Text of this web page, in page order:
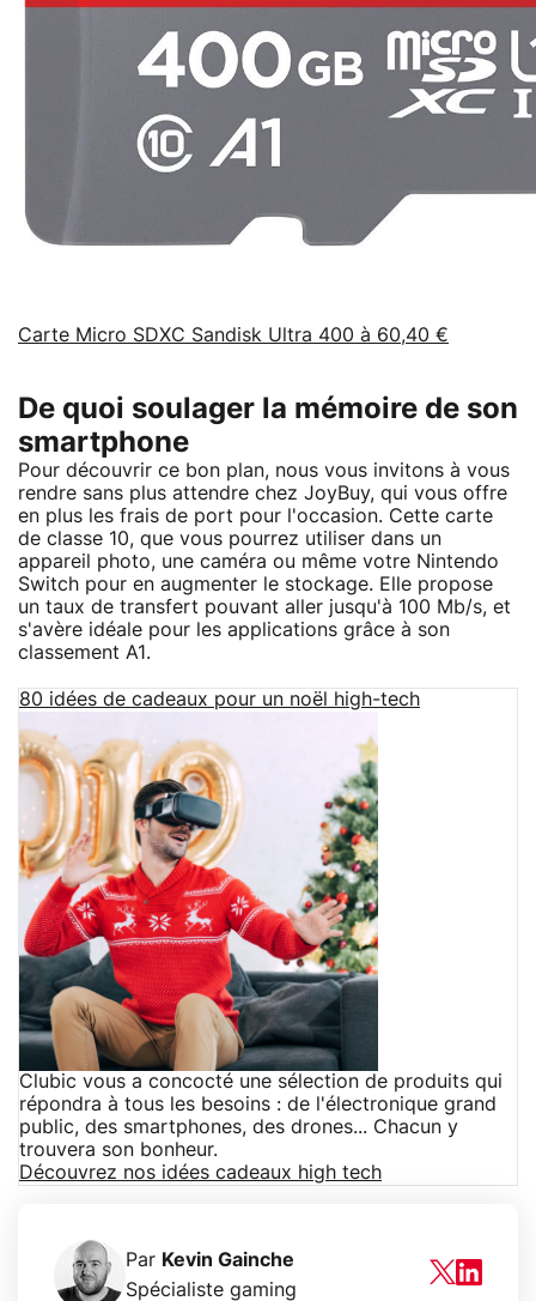
Carte Micro SDXC Sandisk Ultra 400 à 60,40 €
De quoi soulager la mémoire de son
smartphone
Pour découvrir ce bon plan, nous vous invitons à vous
rendre sans plus attendre chez JoyBuy, qui vous offre
en plus les frais de port pour l'occasion. Cette carte
de classe 10, que vous pourrez utiliser dans un
appareil photo, une caméra ou même votre Nintendo
Switch pour en augmenter le stockage. Elle propose
un taux de transfert pouvant aller jusqu'à 100 Mb/s, et
s'avère idéale pour les applications grâce à son
classement A1.
80 idées de cadeaux pour un noël high-tech
Clubic vous a concocté une sélection de produits qui
répondra à tous les besoins : de l'électronique grand
public, des smartphones, des drones... Chacun y
trouvera son bonheur.
Découvrez nos idées cadeaux high tech
Par Kevin Gainche
Spécialiste gaming